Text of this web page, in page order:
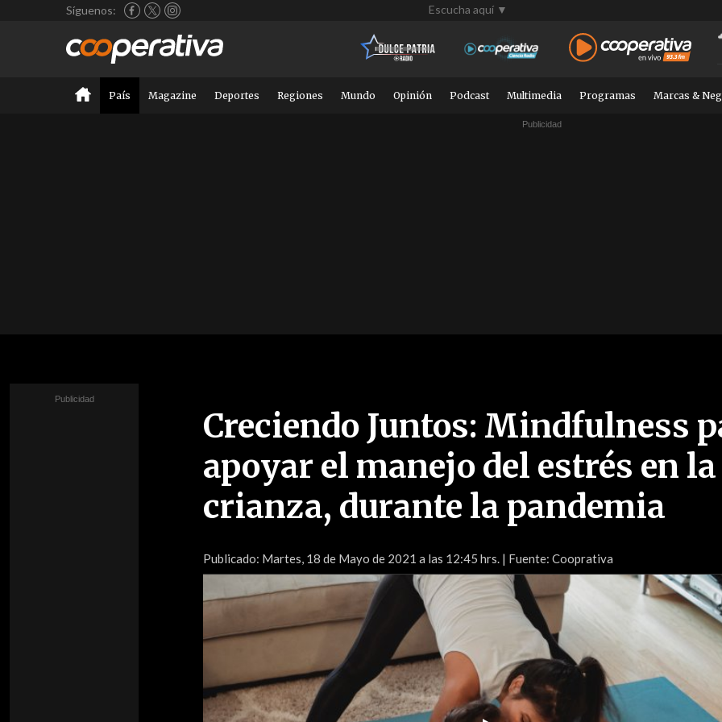
Síguenos: Escucha aquí ▼
País Magazine Deportes Regiones Mundo Opinión Podcast Multimedia Programas Marcas &
Creciendo Juntos: Mindfulness
apoyar el manejo del estrés en la
crianza, durante la pandemia
Publicado: Martes, 18 de Mayo de 2021 a las 12:45 hrs. | Fuente: Cooprativa